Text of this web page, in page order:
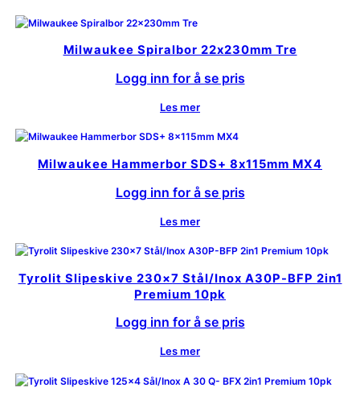
Milwaukee Spiralbor 22x230mm Tre
Logg inn for å se pris
Les mer
Milwaukee Hammerbor SDS+ 8x115mm MX4
Logg inn for å se pris
Les mer
Tyrolit Slipeskive 230×7 Stål/Inox A30P-BFP 2in1
Premium 10pk
Logg inn for å se pris
Les mer